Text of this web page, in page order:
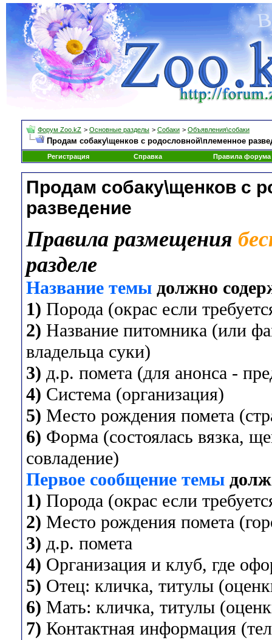
Форум Zoo.kZ > Основные разделы > Собаки > Объявления\собаки
Продам собаку\щенков с родословной\племенное
Регистрация Справка Правила форума
Продам собаку\щенков с
разведение
Правила размещения
разделе
Название темы должно
1) Порода (окрас если
2) Название питомника (или
владельца суки)
3) д.р. помета (для анонса -
4) Система (организация)
5) Место рождения помета
6) Форма (состоялась вязка,
совладение)
Первое сообщение темы
1) Порода (окрас если
2) Место рождения помета
3) д.р. помета
4) Организация и клуб, где
5) Отец: кличка, титулы
6) Мать: кличка, титулы
7) Контактная информация